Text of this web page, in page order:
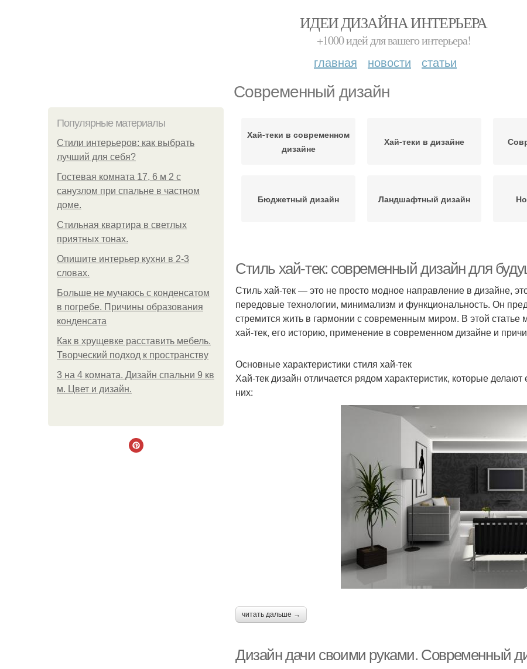
ИДЕИ ДИЗАЙНА ИНТЕРЬЕРА
+1000 идей для вашего интерьера!
главная новости статьи
Современный дизайн
Популярные материалы
Стили интерьеров: как выбрать
лучший для себя?
Гостевая комната 17, 6 м 2 с
санузлом при спальне в частном
доме.
Стильная квартира в светлых
приятных тонах.
Опишите интерьер кухни в 2-3
словах.
Больше не мучаюсь с конденсатом
в погребе. Причины образования
конденсата
Как в хрущевке расставить мебель.
Творческий подход к пространству
3 на 4 комната. Дизайн спальни 9 кв
м. Цвет и дизайн.
Хай-теки в современном
дизайне
Хай-теки в дизайне
Бюджетный дизайн Ландшафтный дизайн
современном стиле
Тенденции в дизайне Дизайн в новостройке
Крутой дизайн Современные идеи
Стиль хай-тек: современный дизайн для
Стиль хай-тек — это не просто модное направление в дизайне,
передовые технологии, минимализм и функциональность. Он
стремится жить в гармонии с современным миром. В этой статье
хай-тек, его историю, применение в современном дизайне и
Основные характеристики стиля хай-тек
Хай-тек дизайн отличается рядом характеристик, которые
них:
читать дальше →
Дизайн дачи своими руками. Современный